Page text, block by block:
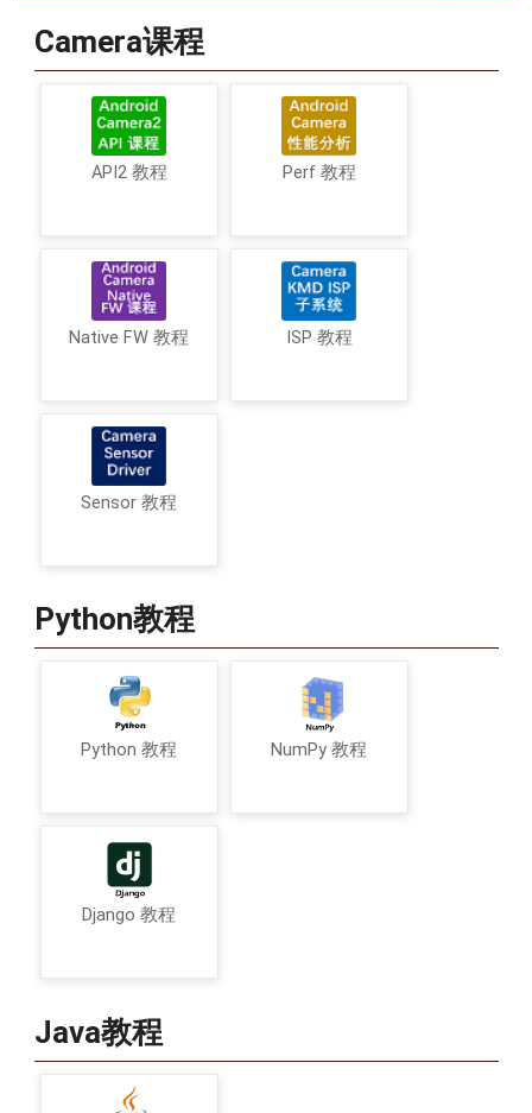
Camera课程
API2 教程 Perf 教程
Native FW 教程 ISP 教程
Sensor 教程
Python教程
Python 教程 NumPy 教程
Django 教程
Java教程